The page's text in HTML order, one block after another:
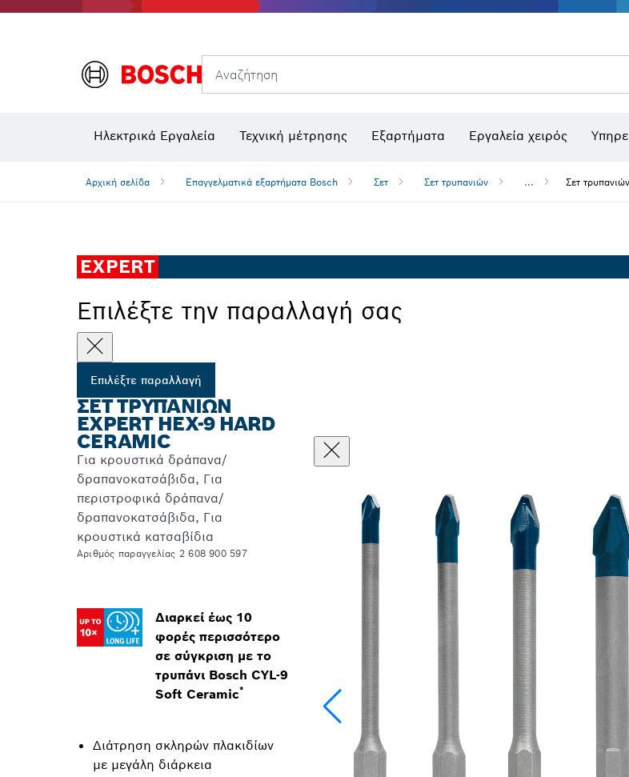
Αναζήτηση
Ηλεκτρικά Εργαλεία Τεχνική μέτρησης Εξαρτήματα Εργαλεία χειρός
Αρχική σελίδα Επαγγελματικά εξαρτήματα Bosch Σετ Σετ τρυπανιών ... Σετ
EXPERT
Επιλέξτε την παραλλαγή σας
Επιλέξτε παραλλαγή
ΣΕΤ ΤΡΥΠΑΝΙΏΝ
EXPERT HEX-9 HARD
CERAMIC
Για κρουστικά δράπανα/
δραπανοκατσάβιδα, Για
περιστροφικά δράπανα/
δραπανοκατσάβιδα, Για
κρουστικά κατσαβίδια
Αριθμός παραγγελίας 2 608 900 597
Διαρκεί έως 10
φορές περισσότερο
σε σύγκριση με το
τρυπάνι Bosch CYL-9
Soft Ceramic*
Διάτρηση σκληρών πλακιδίων
με μεγάλη διάρκεια